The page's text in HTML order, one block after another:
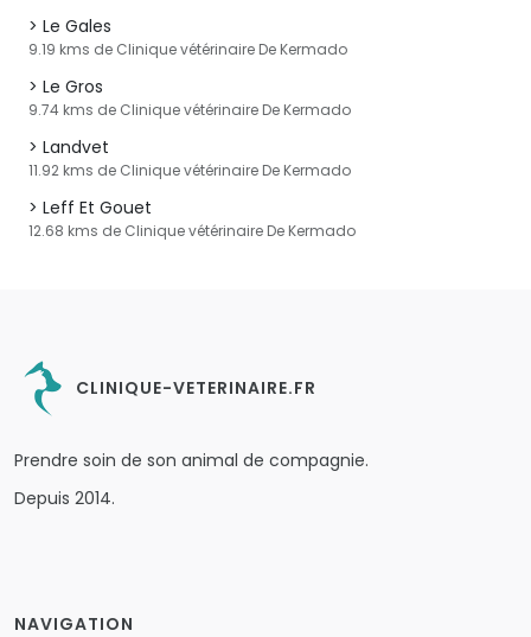
Le Gales
9.19 kms de Clinique vétérinaire De Kermado
Le Gros
9.74 kms de Clinique vétérinaire De Kermado
Landvet
11.92 kms de Clinique vétérinaire De Kermado
Leff Et Gouet
12.68 kms de Clinique vétérinaire De Kermado
CLINIQUE-VETERINAIRE.FR
Prendre soin de son animal de compagnie.
Depuis 2014.
NAVIGATION